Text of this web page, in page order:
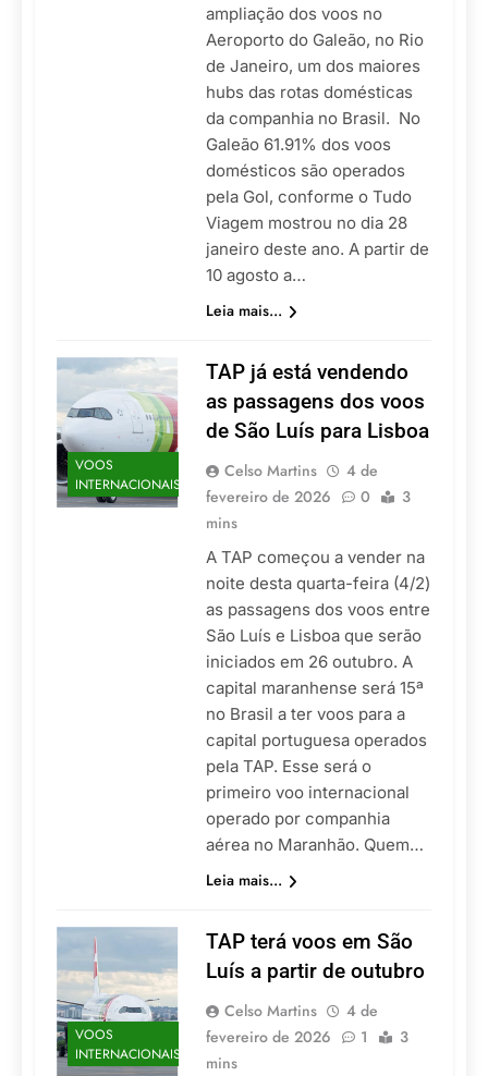
ampliação dos voos no
Aeroporto do Galeão, no Rio
de Janeiro, um dos maiores
hubs das rotas domésticas
da companhia no Brasil. No
Galeão 61.91% dos voos
domésticos são operados
pela Gol, conforme o Tudo
Viagem mostrou no dia 28
janeiro deste ano. A partir de
10 agosto a…
Leia mais...
VOOS
INTERNACIONAIS
TAP já está vendendo
as passagens dos voos
de São Luís para Lisboa
Celso Martins
4 de
fevereiro de 2026
0
3
mins
A TAP começou a vender na
noite desta quarta-feira (4/2)
as passagens dos voos entre
São Luís e Lisboa que serão
iniciados em 26 outubro. A
capital maranhense será 15ª
no Brasil a ter voos para a
capital portuguesa operados
pela TAP. Esse será o
primeiro voo internacional
operado por companhia
aérea no Maranhão. Quem…
Leia mais...
VOOS
INTERNACIONAIS
TAP terá voos em São
Luís a partir de outubro
Celso Martins
4 de
fevereiro de 2026
1
3
mins